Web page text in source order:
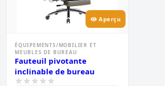
Aperçu
ÉQUIPEMENTS/MOBILIER ET
MEUBLES DE BUREAU
Fauteuil pivotante
inclinable de bureau